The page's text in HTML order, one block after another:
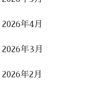
2026年4月
2026年3月
2026年2月